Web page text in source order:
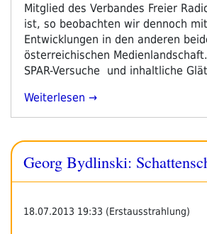
Mitglied des Verbandes Freier
ist, so beobachten wir dennoch
Entwicklungen in den anderen
österreichischen
SPAR-Versuche und inhaltliche
„Aufruf:
Sofort!“
Weiterlesen
Georg Bydlinski:
18.07.2013 19:33 (Erstausstrahlung)